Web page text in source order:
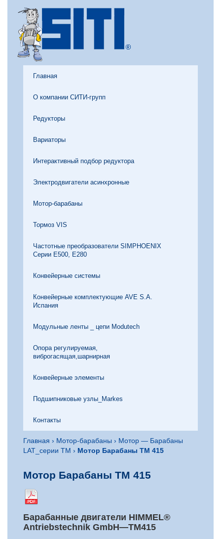
Главная
О компании СИТИ-групп
Редукторы
Вариаторы
Интерактивный подбор редуктора
Электродвигатели асинхронные
Мотор-барабаны
Тормоз VIS
Частотные преобразователи SIMPHOENIX
Серии Е500, Е280
Конвейерные системы
Конвейерные комплектующие AVE S.A.
Испания
Модульные ленты _ цепи Modutech
Опора регулируемая,
виброгасящая,шарнирная
Конвейерные элементы
Подшипниковые узлы_Markes
Контакты
Главная › Мотор-барабаны › Мотор — Барабаны
LAT_серии TM › Мотор Барабаны TM 415
Мотор Барабаны TM 415
Барабанные двигатели HIMMEL®
Antriebstechnik GmbH—TM415